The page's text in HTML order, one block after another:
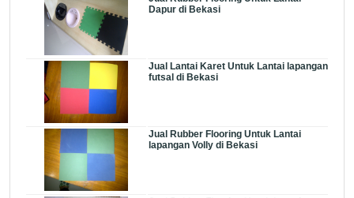
Dapur di Bekasi
Jual Lantai Karet Untuk Lantai lapangan
futsal di Bekasi
Jual Rubber Flooring Untuk Lantai
lapangan Volly di Bekasi